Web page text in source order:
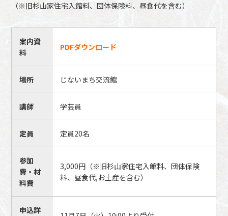
（※旧杉山家住宅入館料、団体保険料、昼食代を含む）
案内資
料
PDFダウンロード
場所 じないまち交流館
講師 学芸員
定員 定員20名
参加
費・材
料費
3,000円（※旧杉山家住宅入館料、団体保険
料、昼食代,お土産を含む）
申込詳